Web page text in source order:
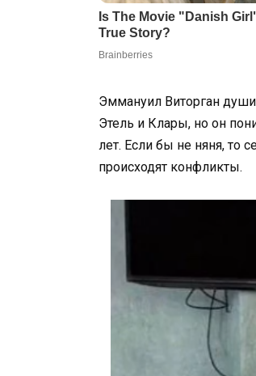
Эммануил Виторган
Этель и Клары, но он
лет. Если бы не няня, то
происходят конфликты.